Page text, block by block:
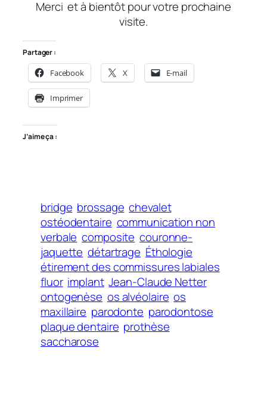
Merci et à bientôt pour votre prochaine
visite.
Partager :
Facebook X E-mail
Imprimer
J’aime ça :
bridge brossage chevalet
ostéodentaire communication non
verbale composite couronne-
jaquette détartrage Éthologie
étirement des commissures labiales
fluor implant Jean-Claude Netter
ontogenèse os alvéolaire os
maxillaire parodonte parodontose
plaque dentaire prothèse
saccharose